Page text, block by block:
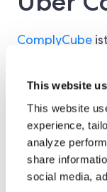
This website
This website
experience,
analyze
share
social media,
ComplyCube
Customer
Bereichen